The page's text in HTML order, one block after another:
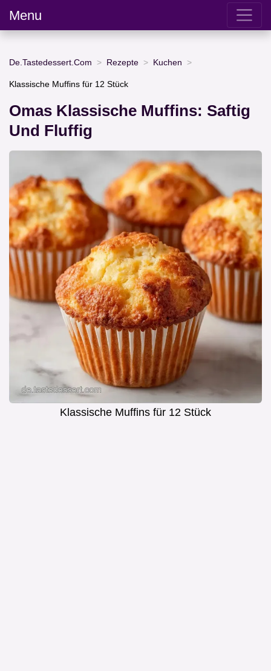
Menu
De.Tastedessert.Com Rezepte Kuchen
Klassische Muffins für 12 Stück
Omas Klassische Muffins: Saftig
Und Fluffig
Klassische Muffins für 12 Stück